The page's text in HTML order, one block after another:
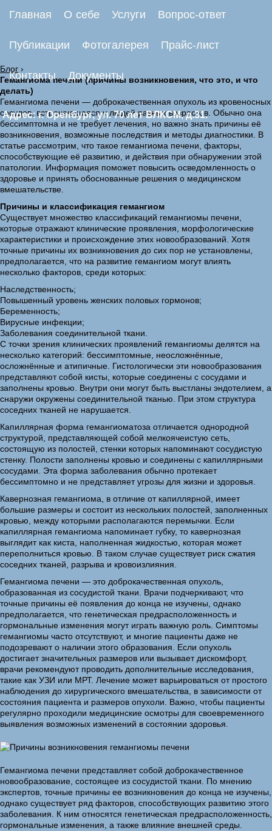
Главная О себе Услуги Вопрос-ответ
Публикации Фотогалерея Прайс-лист
Контакты Документы
Адрес: г. Оренбург, ул. 70 лет ВЛКСМ, д.31.
Блог ›
Гемангиома печени (причины возникновения, что это, и что
делать)
Гемангиома печени — доброкачественная опухоль из кровеносных
сосудов, встречающаяся у людей разных возрастов. Обычно она
бессимптомна и не требует лечения, но важно знать причины её
возникновения, возможные последствия и методы диагностики. В
статье рассмотрим, что такое гемангиома печени, факторы,
способствующие её развитию, и действия при обнаружении этой
патологии. Информация поможет повысить осведомленность о
здоровье и принять обоснованные решения о медицинском
вмешательстве.
Причины и классификация гемангиом
Существует множество классификаций гемангиомы печени,
которые отражают клинические проявления, морфологические
характеристики и происхождение этих новообразований. Хотя
точные причины их возникновения до сих пор не установлены,
предполагается, что на развитие гемангиом могут влиять
несколько факторов, среди которых:
Наследственность;
Повышенный уровень женских половых гормонов;
Беременность;
Вирусные инфекции;
Заболевания соединительной ткани.
С точки зрения клинических проявлений гемангиомы делятся на
несколько категорий: бессимптомные, неосложнённые,
осложнённые и атипичные. Гистологически эти новообразования
представляют собой кисты, которые соединены с сосудами и
заполнены кровью. Внутри они могут быть выстланы эндотелием, а
снаружи окружены соединительной тканью. При этом структура
соседних тканей не нарушается.
Капиллярная форма гемангиоматоза отличается однородной
структурой, представляющей собой мелкоячеистую сеть,
состоящую из полостей, стенки которых напоминают сосудистую
стенку. Полости заполнены кровью и соединены с капиллярными
сосудами. Эта форма заболевания обычно протекает
бессимптомно и не представляет угрозы для жизни и здоровья.
Кавернозная гемангиома, в отличие от капиллярной, имеет
большие размеры и состоит из нескольких полостей, заполненных
кровью, между которыми располагаются перемычки. Если
капиллярная гемангиома напоминает губку, то кавернозная
выглядит как киста, наполненная жидкостью, которая может
переполниться кровью. В таком случае существует риск сжатия
соседних тканей, разрыва и кровоизлияния.
Гемангиома печени — это доброкачественная опухоль,
образованная из сосудистой ткани. Врачи подчеркивают, что
точные причины её появления до конца не изучены, однако
предполагается, что генетическая предрасположенность и
гормональные изменения могут играть важную роль. Симптомы
гемангиомы часто отсутствуют, и многие пациенты даже не
подозревают о наличии этого образования. Если опухоль
достигает значительных размеров или вызывает дискомфорт,
врачи рекомендуют проводить дополнительные исследования,
такие как УЗИ или МРТ. Лечение может варьироваться от простого
наблюдения до хирургического вмешательства, в зависимости от
состояния пациента и размеров опухоли. Важно, чтобы пациенты
регулярно проходили медицинские осмотры для своевременного
выявления возможных изменений в состоянии здоровья.
Гемангиома печени представляет собой доброкачественное
новообразование, состоящее из сосудистой ткани. По мнению
экспертов, точные причины ее возникновения до конца не изучены,
однако существует ряд факторов, способствующих развитию этого
заболевания. К ним относятся генетическая предрасположенность,
гормональные изменения, а также влияние внешней среды.